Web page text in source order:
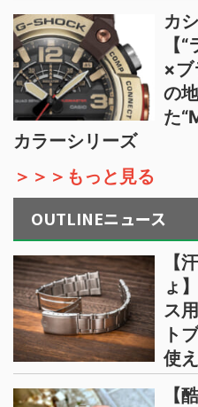
カ
【
×ブ
の
た
カラーシリーズ
＞＞＞もっと見る
OUTLINEニュース
【
ょ
ス
ト
使
【